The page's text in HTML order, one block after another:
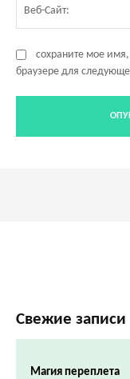
сохраните мое
браузере для
Свежие записи
Магия переплета